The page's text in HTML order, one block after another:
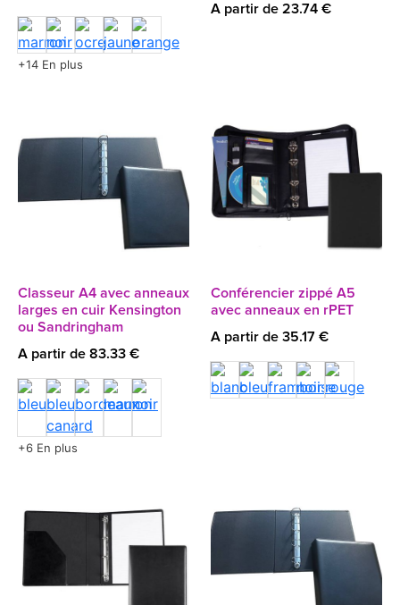
+14 En plus
A partir de 23.74 €
Classeur A4 avec anneaux
larges en cuir Kensington
ou Sandringham
A partir de 83.33 €
+6 En plus
Conférencier zippé A5
avec anneaux en rPET
A partir de 35.17 €